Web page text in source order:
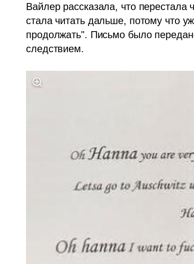
Вайлер рассказала, что перестала
стала читать дальше, потому что
продолжать". Письмо было
следствием.